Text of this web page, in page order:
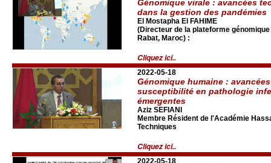
Génomique virale : avancées
dans la gestion des pandémies
El Mostapha El FAHIME
(Directeur de la plateforme
Rabat, Maroc) :
Cliquez ici..
2022-05-18
Génomique humaine :
susceptibilité en pathologie
émergentes
Aziz SEFIANI
Membre Résident de l'Académie
Techniques
Cliquez ici..
2022-05-18